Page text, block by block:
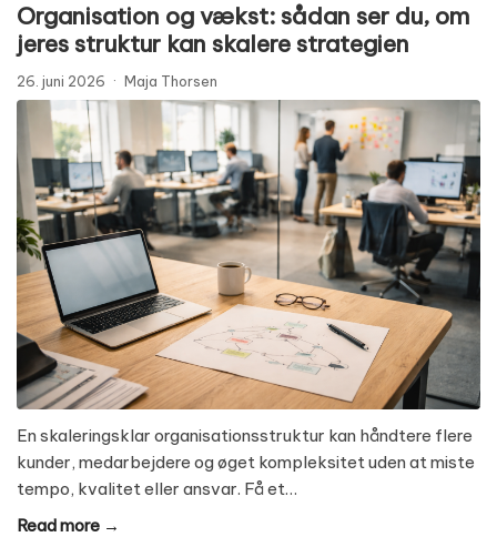
Organisation og vækst: sådan ser du, om
jeres struktur kan skalere strategien
26. juni 2026 · Maja Thorsen
En skaleringsklar organisationsstruktur kan håndtere flere
kunder, medarbejdere og øget kompleksitet uden at miste
tempo, kvalitet eller ansvar. Få et…
Read more →